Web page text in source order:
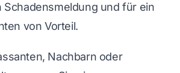
Schadensmeldung und für ein
von Vorteil.
Nachbarn oder